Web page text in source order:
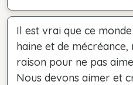
Il est vrai que ce
haine et de
raison pour ne pas
Nous devons aimer et